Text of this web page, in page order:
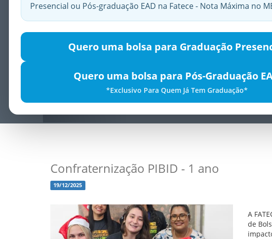
Presencial ou Pós-graduação EAD na Fatece - Nota Máxima no
Quero uma bolsa para Graduação
Quero uma bolsa para Pós-Graduação
*Exclusivo Para Quem Já Tem Graduação*
Confraternização PIBID - 1 ano
19/12/2025
A
de